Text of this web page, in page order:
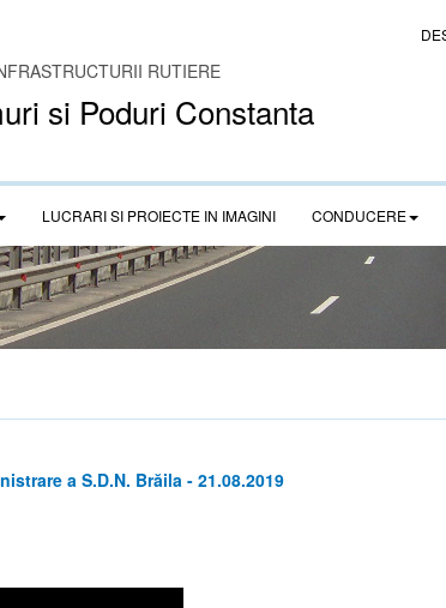
RUTIERE
si Poduri Constanta
LUCRARI SI PROIECTE IN IMAGINI CONDUCERE
a S.D.N. Brăila - 21.08.2019